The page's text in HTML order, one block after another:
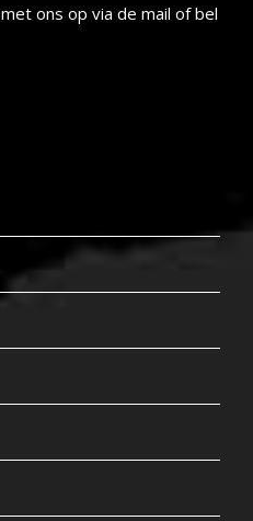
met ons op via de mail of bel